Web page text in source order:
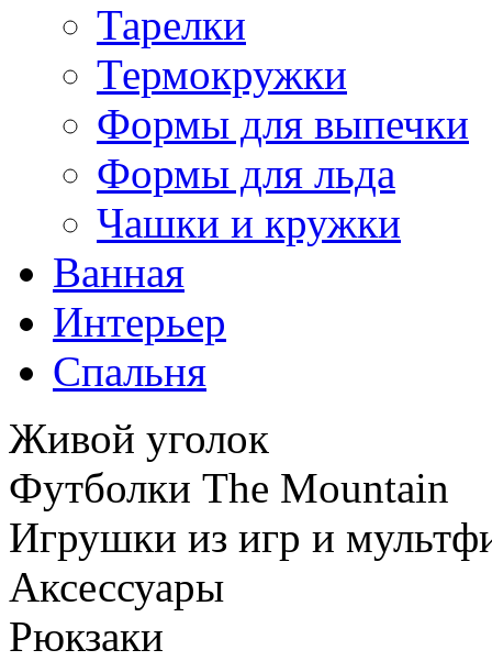
Тарелки
Термокружки
Формы для выпечки
Формы для льда
Чашки и кружки
Ванная
Интерьер
Спальня
Живой уголок
Футболки The Mountain
Игрушки из игр и
Аксессуары
Рюкзаки